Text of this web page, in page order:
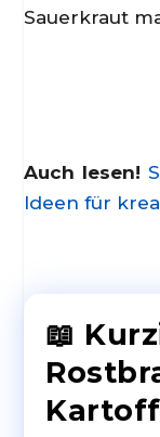
Sauerkraut
Auch lesen!
Ideen für
📖